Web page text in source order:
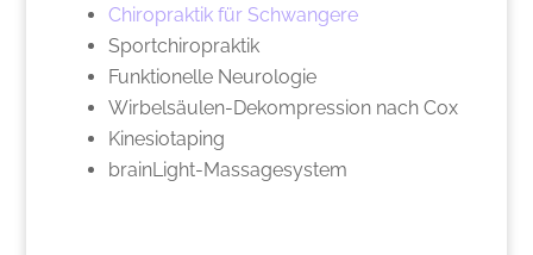
Chiropraktik für Schwangere
Sportchiropraktik
Funktionelle Neurologie
Wirbelsäulen-Dekompression nach Cox
Kinesiotaping
brainLight-Massagesystem